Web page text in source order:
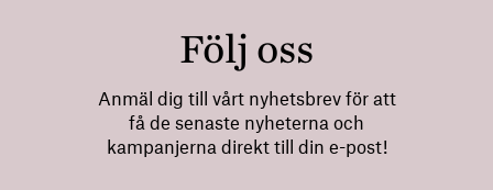
Följ oss
Anmäl dig till vårt nyhetsbrev för att
få de senaste nyheterna och
kampanjerna direkt till din e-post!